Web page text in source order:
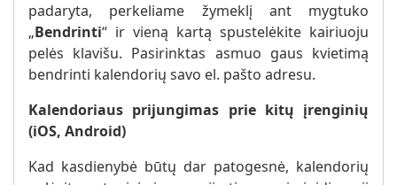
padaryta, perkeliame žymeklį ant mygtuko
„Bendrinti“ ir vieną kartą spustelėkite kairiuoju
pelės klavišu. Pasirinktas asmuo gaus kvietimą
bendrinti kalendorių savo el. pašto adresu.
Kalendoriaus prijungimas prie kitų įrenginių
(iOS, Android)
Kad kasdienybė būtų dar patogesnė, kalendorių